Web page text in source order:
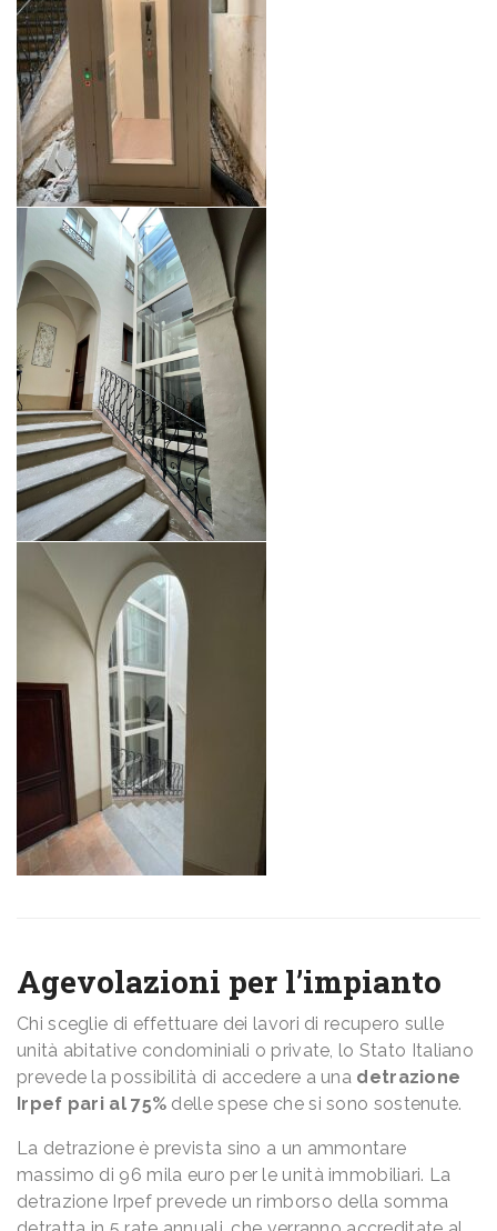
Agevolazioni per l’impianto
Chi sceglie di effettuare dei lavori di recupero sulle
unità abitative condominiali o private, lo Stato Italiano
prevede la possibilità di accedere a una detrazione
Irpef pari al 75% delle spese che si sono sostenute.
La detrazione è prevista sino a un ammontare
massimo di 96 mila euro per le unità immobiliari. La
detrazione Irpef prevede un rimborso della somma